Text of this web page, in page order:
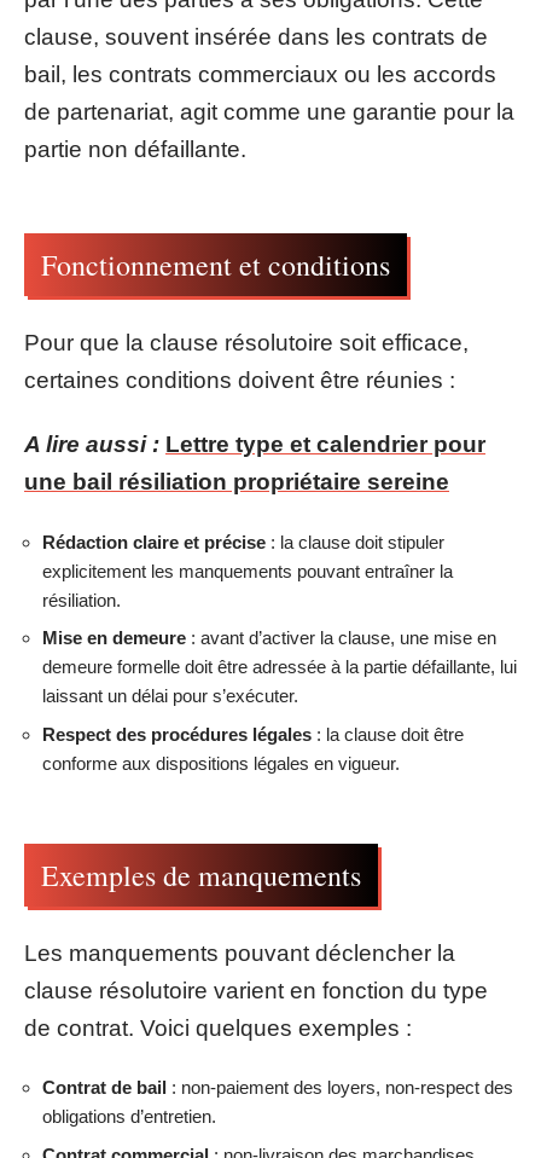
clause, souvent insérée dans les contrats de
bail, les contrats commerciaux ou les accords
de partenariat, agit comme une garantie pour la
partie non défaillante.
Fonctionnement et conditions
Pour que la clause résolutoire soit efficace,
certaines conditions doivent être réunies :
A lire aussi : Lettre type et calendrier pour
une bail résiliation propriétaire sereine
Rédaction claire et précise : la clause doit stipuler
explicitement les manquements pouvant entraîner la
résiliation.
Mise en demeure : avant d’activer la clause, une mise en
demeure formelle doit être adressée à la partie défaillante, lui
laissant un délai pour s’exécuter.
Respect des procédures légales : la clause doit être
conforme aux dispositions légales en vigueur.
Exemples de manquements
Les manquements pouvant déclencher la
clause résolutoire varient en fonction du type
de contrat. Voici quelques exemples :
Contrat de bail : non-paiement des loyers, non-respect des
obligations d’entretien.